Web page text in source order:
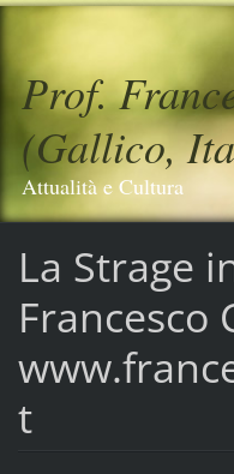
Prof.
(Gallico,
Attualità e Cultura
La Strage
Francesco
t